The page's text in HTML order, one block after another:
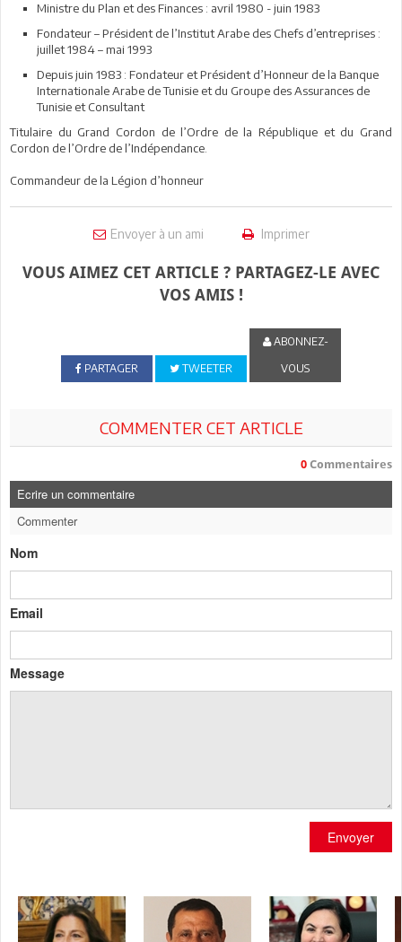
Ministre du Plan et des Finances : avril 1980 - juin 1983
Fondateur – Président de l’Institut Arabe des Chefs d’entreprises :
juillet 1984 – mai 1993
Depuis juin 1983 : Fondateur et Président d’Honneur de la Banque
Internationale Arabe de Tunisie et du Groupe des Assurances de
Tunisie et Consultant
Titulaire du Grand Cordon de l’Ordre de la République et du Grand
Cordon de l’Ordre de l’Indépendance.
Commandeur de la Légion d’honneur
Envoyer à un ami Imprimer
VOUS AIMEZ CET ARTICLE ? PARTAGEZ-LE AVEC
VOS AMIS !
PARTAGER TWEETER
ABONNEZ-
VOUS
COMMENTER CET ARTICLE
0 Commentaires
Ecrire un commentaire
Commenter
Nom
Email
Message
Envoyer